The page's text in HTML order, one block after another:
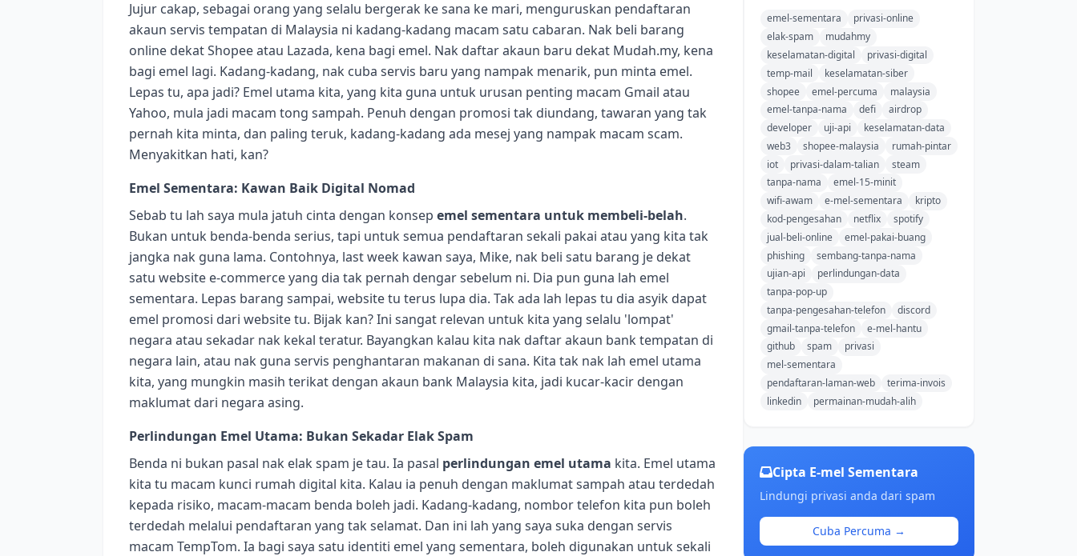
Jujur cakap, sebagai orang yang selalu bergerak ke sana ke mari, menguruskan pendaftaran
akaun servis tempatan di Malaysia ni kadang-kadang macam satu cabaran. Nak beli barang
online dekat Shopee atau Lazada, kena bagi emel. Nak daftar akaun baru dekat Mudah.my, kena
bagi emel lagi. Kadang-kadang, nak cuba servis baru yang nampak menarik, pun minta emel.
Lepas tu, apa jadi? Emel utama kita, yang kita guna untuk urusan penting macam Gmail atau
Yahoo, mula jadi macam tong sampah. Penuh dengan promosi tak diundang, tawaran yang tak
pernah kita minta, dan paling teruk, kadang-kadang ada mesej yang nampak macam scam.
Menyakitkan hati, kan?
Emel Sementara: Kawan Baik Digital Nomad
Sebab tu lah saya mula jatuh cinta dengan konsep emel sementara untuk membeli-belah.
Bukan untuk benda-benda serius, tapi untuk semua pendaftaran sekali pakai atau yang kita tak
jangka nak guna lama. Contohnya, last week kawan saya, Mike, nak beli satu barang je dekat
satu website e-commerce yang dia tak pernah dengar sebelum ni. Dia pun guna lah emel
sementara. Lepas barang sampai, website tu terus lupa dia. Tak ada lah lepas tu dia asyik dapat
emel promosi dari website tu. Bijak kan? Ini sangat relevan untuk kita yang selalu 'lompat'
negara atau sekadar nak kekal teratur. Bayangkan kalau kita nak daftar akaun bank tempatan di
negara lain, atau nak guna servis penghantaran makanan di sana. Kita tak nak lah emel utama
kita, yang mungkin masih terikat dengan akaun bank Malaysia kita, jadi kucar-kacir dengan
maklumat dari negara asing.
Perlindungan Emel Utama: Bukan Sekadar Elak Spam
Benda ni bukan pasal nak elak spam je tau. Ia pasal perlindungan emel utama kita. Emel utama
kita tu macam kunci rumah digital kita. Kalau ia penuh dengan maklumat sampah atau terdedah
kepada risiko, macam-macam benda boleh jadi. Kadang-kadang, nombor telefon kita pun boleh
terdedah melalui pendaftaran yang tak selamat. Dan ini lah yang saya suka dengan servis
macam TempTom. Ia bagi saya satu identiti emel yang sementara, boleh digunakan untuk sekali
emel-sementara
privasi-online
elak-spam
mudahmy
keselamatan-digital
privasi-digital
temp-mail
keselamatan-siber
shopee
emel-percuma
malaysia
emel-tanpa-nama
defi
airdrop
developer
uji-api
keselamatan-data
web3
shopee-malaysia
rumah-pintar
iot
privasi-dalam-talian
steam
tanpa-nama
emel-15-minit
wifi-awam
e-mel-sementara
kripto
kod-pengesahan
netflix
spotify
jual-beli-online
emel-pakai-buang
phishing
sembang-tanpa-nama
ujian-api
perlindungan-data
tanpa-pop-up
tanpa-pengesahan-telefon
discord
gmail-tanpa-telefon
e-mel-hantu
github
spam
privasi
mel-sementara
pendaftaran-laman-web
terima-invois
linkedin
permainan-mudah-alih
Cipta E-mel Sementara
Lindungi privasi anda dari spam
Cuba Percuma →